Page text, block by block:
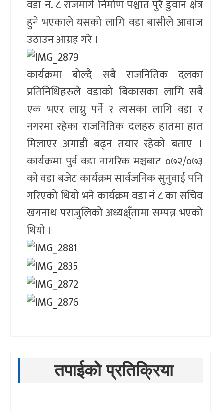
वडा नं. ८ राजमार्ग निर्माण पश्चात पुरै डुवान क्षेत्र
हुने भएकाले यसको लागि वडा बासीले आवाज
उठाउन आग्रह गरे ।
कार्यक्रमा बोल्दै सबै राजनितिक दलका
प्रतिनिधिहरुले वडाको बिकासका लागि सबै
एक भएर लाग्नु पर्ने र त्यसका लागि वडा र
नगरमा रहेका राजनितिक दलहरु हातमा हात
मिलाएर अगाडी बढ्न तयार रहेको बताए ।
कार्यक्रमा पुर्व वडा नागरिक मञ्चबाट ०७२/०७३
को वडा बजेट कार्यक्रम सार्वजनिक सुनुवाई पनि
गरिएको थियो भने कार्यक्रम वडा नं ८ का सचिव
खगनाथ पराजुलिको अध्यक्ष्ँतामा सम्पन्न भएको
थियो ।
तपाईको प्रतिक्रिया